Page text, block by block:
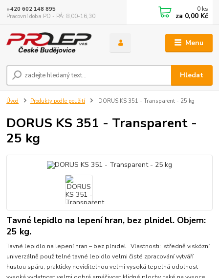
Menu
Hledat
+420 602 148 895
Pracovní doba PO - PÁ: 8,00-16,30
0 ks
za 0,00 Kč
Úvod Produkty podle použití DORUS KS 351 - Transparent - 25 kg
DORUS KS 351 - Transparent -
25 kg
Tavné lepidlo na lepení hran, bez plnidel. Objem:
25 kg.
Tavné lepidlo na lepení hran – bez plnidel Vlastnosti: středně viskózní
univerzálně použitelné tavné lepidlo velmi čisté zpracování vytváří
hustou spáru, prakticky neviditelnou velmi vysoká tepelná odolnost